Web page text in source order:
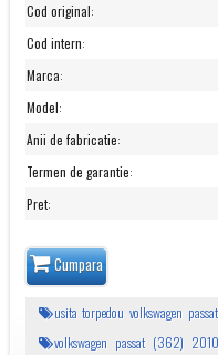
Cod original:
Cod intern:
Marca:
Model:
Anii de fabricatie:
Termen de garantie:
Pret:
Cumpara
usita torpedou volkswagen
volkswagen passat (362) 2010